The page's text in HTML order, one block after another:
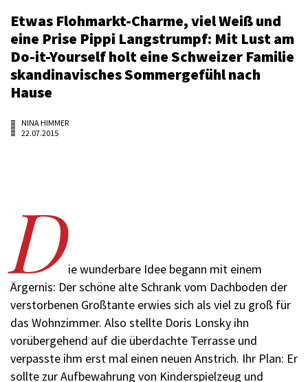
Etwas Flohmarkt-Charme, viel Weiß und
eine Prise Pippi Langstrumpf: Mit Lust am
Do-it-Yourself holt eine Schweizer Familie
skandinavisches Sommergefühl nach
Hause
NINA HIMMER
22.07.2015
Die wunderbare Idee begann mit einem
Ärgernis: Der schöne alte Schrank vom Dachboden der
verstorbenen Großtante erwies sich als viel zu groß für
das Wohnzimmer. Also stellte Doris Lonsky ihn
vorübergehend auf die überdachte Terrasse und
verpasste ihm erst mal einen neuen Anstrich. Ihr Plan: Er
sollte zur Aufbewahrung von Kinderspielzeug und